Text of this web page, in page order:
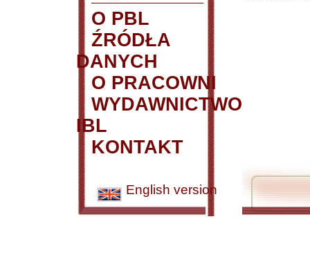
O PBL
ŹRÓDŁA
DANYCH
O PRACOWNI
WYDAWNICTWO
IBL
KONTAKT
English version